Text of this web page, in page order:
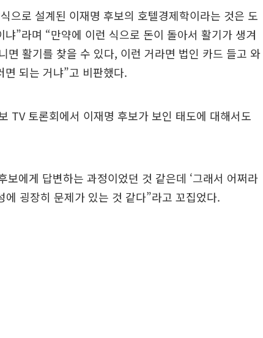
으로 설계된 이재명 후보의 호텔경제학이라는 것은 도
”라며 “만약에 이런 식으로 돈이 돌아서 활기가 생겨
면 활기를 찾을 수 있다, 이런 거라면 법인 카드 들고 와
되는 거냐”고 비판했다.
TV 토론회에서 이재명 후보가 보인 태도에 대해서도
보에게 답변하는 과정이었던 것 같은데 ‘그래서 어쩌라
에 굉장히 문제가 있는 것 같다”라고 꼬집었다.